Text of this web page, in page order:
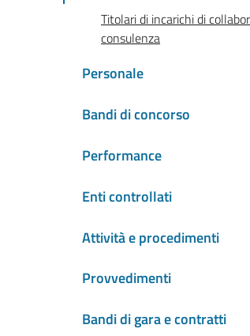
Titolari di incarichi di
consulenza
Personale
Bandi di concorso
Performance
Enti controllati
Attività e procedimenti
Provvedimenti
Bandi di gara e contratti